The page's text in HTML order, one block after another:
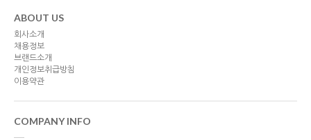
ABOUT US
회사소개
채용정보
브랜드소개
개인정보취급방침
이용약관
COMPANY INFO